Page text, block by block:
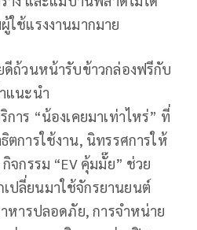
ใช้แรงงานมากมาย
ถ้วนหน้ารับข้าวกล่องฟรีกับ
แนะนำ
าร “น้องเคยมาเท่าไหร่” ที่
การใช้งาน, นิทรรศการให้
จกรรม “EV คุ้มมั๊ย” ช่วย
ปลี่ยนมาใช้จักรยานยนต์
หารปลอดภัย, การจำหน่าย